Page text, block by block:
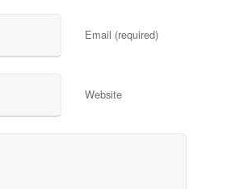
Email (required)
Website